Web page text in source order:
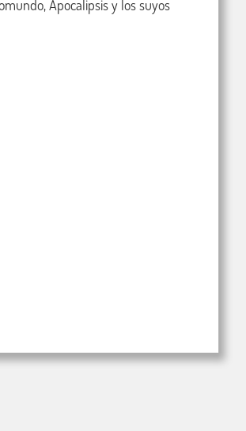
Apocalipsis y los suyos